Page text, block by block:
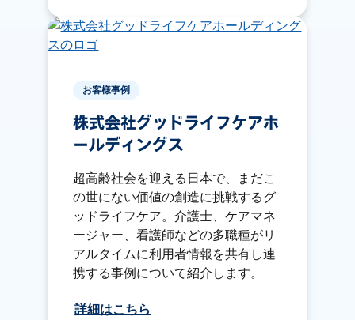
お客様事例
株式会社グッドライフケアホ
ールディングス
超高齢社会を迎える日本で、まだこ
の世にない価値の創造に挑戦するグ
ッドライフケア。介護士、ケアマネ
ージャー、看護師などの多職種がリ
アルタイムに利用者情報を共有し連
携する事例について紹介します。
詳細はこちら